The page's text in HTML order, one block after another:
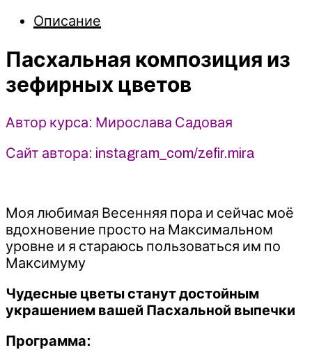
цветов
Мирослава
(2024)
Описание
Пасхальная композиция из
зефирных цветов
Автор курса: Мирослава Садовая
Сайт автора: instagram_com/zefir.mira
Моя любимая Весенняя пора и сейчас моё
вдохновение просто на Максимальном
уровне и я стараюсь пользоваться им по
Максимуму
Чудесные цветы станут достойным
украшением вашей Пасхальной выпечки
Программа: